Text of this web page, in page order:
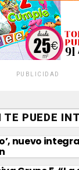
PUBLICIDAD
TE PUEDE
nuevo